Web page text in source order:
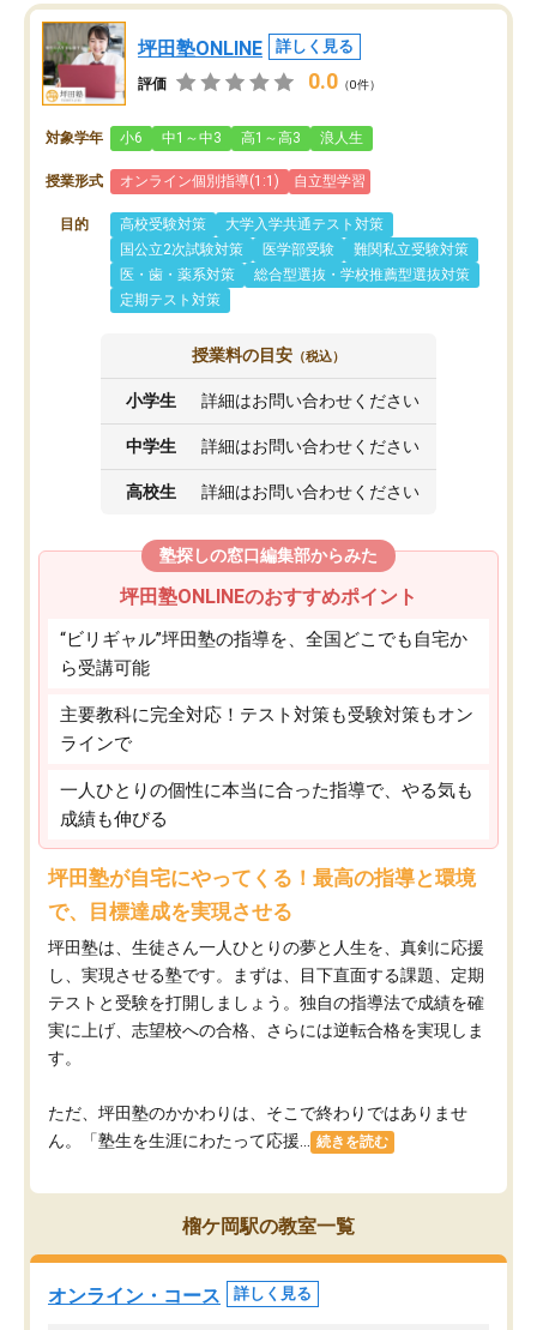
坪田塾ONLINE 詳しく見る
評価 0.0 （0件）
対象学年 小6 中1～中3 高1～高3 浪人生
授業形式 オンライン個別指導(1:1) 自立型学習
目的 高校受験対策
大学入学共通テスト対策
国公立2次試験対策
医学部受験
難関私立受験対策
医・歯・薬系対策
総合型選抜・学校推薦型選抜対策
定期テスト対策
授業料の目安 （税込）
小学生 詳細はお問い合わせください
中学生 詳細はお問い合わせください
高校生 詳細はお問い合わせください
塾探しの窓口編集部からみた
坪田塾ONLINEのおすすめポイント
“ビリギャル”坪田塾の指導を、全国どこでも自宅か
ら受講可能
主要教科に完全対応！テスト対策も受験対策もオン
ラインで
一人ひとりの個性に本当に合った指導で、やる気も
成績も伸びる
坪田塾が自宅にやってくる！最高の指導と環境
で、目標達成を実現させる
坪田塾は、生徒さん一人ひとりの夢と人生を、真剣に応援
し、実現させる塾です。まずは、目下直面する課題、定期
テストと受験を打開しましょう。独自の指導法で成績を確
実に上げ、志望校への合格、さらには逆転合格を実現しま
す。
ただ、坪田塾のかかわりは、そこで終わりではありませ
ん。「塾生を生涯にわたって応援...
続きを読む
榴ケ岡駅の教室一覧
オンライン・コース 詳しく見る